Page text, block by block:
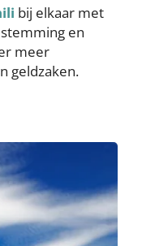
bij elkaar met
en
meer
geldzaken.